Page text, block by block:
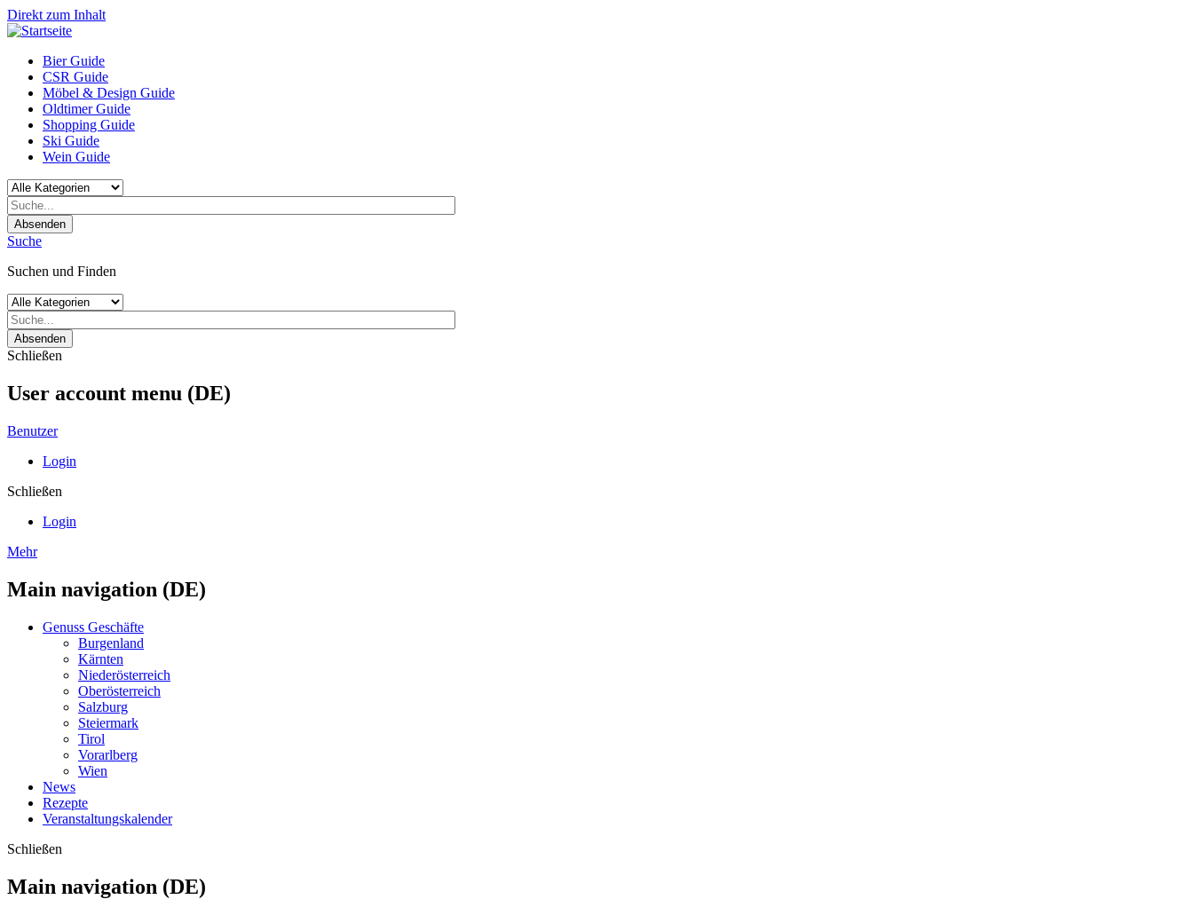
Direkt zum Inhalt
Bier Guide
CSR Guide
Möbel & Design Guide
Oldtimer Guide
Shopping Guide
Ski Guide
Wein Guide
Absenden
Suche
Suchen und Finden
Absenden
Schließen
User account menu (DE)
Benutzer
Login
Schließen
Login
Mehr
Main navigation (DE)
Genuss Geschäfte
Burgenland
Kärnten
Niederösterreich
Oberösterreich
Salzburg
Steiermark
Tirol
Vorarlberg
Wien
News
Rezepte
Veranstaltungskalender
Schließen
Main navigation (DE)